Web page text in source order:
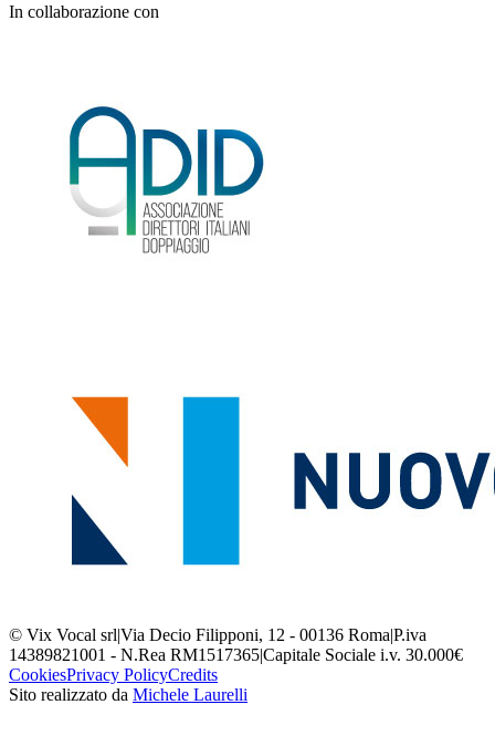
In collaborazione con
© Vix Vocal srl|Via Decio Filipponi, 12 - 00136 Roma|P.iva
14389821001 - N.Rea RM1517365|Capitale Sociale i.v. 30.000€
CookiesPrivacy PolicyCredits
Sito realizzato da Michele Laurelli